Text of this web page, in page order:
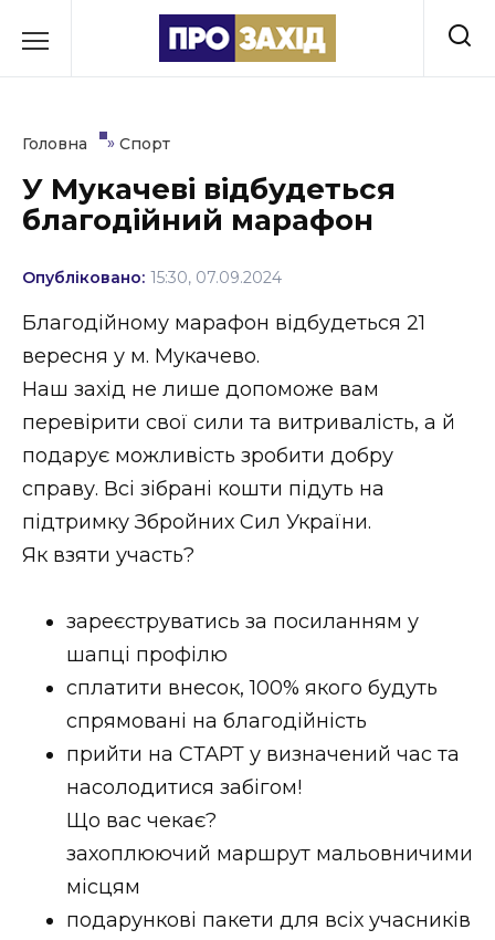
до
Культура
Освіта
Події
Політика
Соціум
Спорт
Стиль життя
Втрачений Ужгород
Втрачений Ужгород (відеоверсія)
ЗАКАРПАТСЬКІ НОВИНИ
НОВИНИ ЗАХІДНОЇ УКРАЇНИ
ФОТО
Головна » Спорт
У Мукачеві відбудеться
благодійний марафон
Опубліковано: 15:30, 07.09.2024
Благодійному марафон відбудеться 21
вересня у м. Мукачево.
Наш захід не лише допоможе вам
перевірити свої сили та витривалість, а й
подарує можливість зробити добру
справу. Всі зібрані кошти підуть на
підтримку Збройних Сил України.
Як взяти участь?
зареєструватись за посиланням у
шапці профілю
сплатити внесок, 100% якого будуть
спрямовані на благодійність
прийти на СТАРТ у визначений час та
насолодитися забігом!
Що вас чекає?
захоплюючий маршрут мальовничими
місцям
подарункові пакети для всіх учасників